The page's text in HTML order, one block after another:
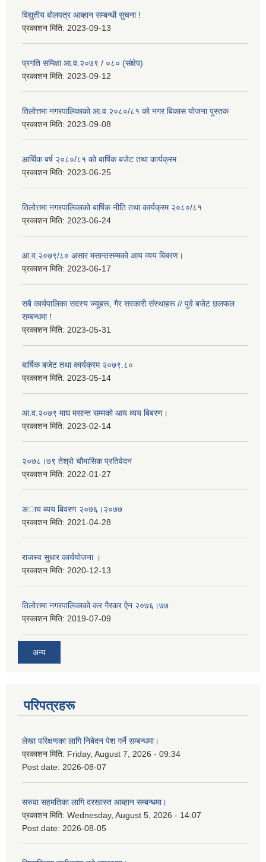
विद्युतीय बोलपत्र आब्हान सम्बन्धी सुचना !
प्रकाशन मिति: 2023-09-13
प्रगति समिक्षा आ.व.२०७९ / ०८० (संक्षेप)
प्रकाशन मिति: 2023-09-12
तिलोत्तमा नगरपालिकाको आ.व.२०८०/८१ को नगर बिकास योजना पुस्तक
प्रकाशन मिति: 2023-09-08
आर्थिक बर्ष २०८०/८१ को बार्षिक बजेट तथा कार्यक्रम
प्रकाशन मिति: 2023-06-25
तिलोत्तमा नगरपालिकाको बार्षिक नीति तथा कार्यक्रम २०८०/८१
प्रकाशन मिति: 2023-06-24
आ.व.२०७९/८० असार मसान्तसम्मको आय व्यय बिबरण।
प्रकाशन मिति: 2023-06-17
सबै कार्यपालिका सदस्य ज्यूहरू, गैर सरकारी संस्थाहरू // पुर्व बजेट छलफल
सम्बन्धमा !
प्रकाशन मिति: 2023-05-31
बार्षिक बजेट तथा कार्यक्रम २०७९.८०
प्रकाशन मिति: 2023-05-14
आ.व.२०७९ माघ मसान्त सम्मको आय व्यय बिबरण।
प्रकाशन मिति: 2023-02-14
२०७८।७९ तेश्राे चाैमासिक प्रतिवेदन
प्रकाशन मिति: 2022-01-27
अाय ब्यय बिवरण २०७६।२०७७
प्रकाशन मिति: 2021-04-28
राजस्व सुधार कार्ययाेजना ।
प्रकाशन मिति: 2020-12-13
तिलोत्तमा नगरपालिकाको कर गैरकर ऐन २०७६।७७
प्रकाशन मिति: 2019-07-09
अन्य
परिपत्रहरू
लेखा परिक्षणका लागि निबेदन पेश गर्ने सम्बन्धमा।
प्रकाशन मिति: Friday, August 7, 2026 - 09:34
Post date: 2026-08-07
सरुवा सहमतिका लागि दरखास्त आब्हान सम्बन्धमा।
प्रकाशन मिति: Wednesday, August 5, 2026 - 14:07
Post date: 2026-08-05